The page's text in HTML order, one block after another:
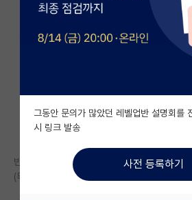
전체글보기
베스트 게시판
자유 게시판(아무개랩)
미국 유학 게시판
미국 대학원 합격 후기 게시판
대학원생 모집 게시판
반도체 분야 연구실에서 어느덧 2학기 차를 맞
(목표는 석사 학위 취득 후, 반도체 공정 분야 취
그동안 문의가 많았던 레벨업반 설명회를
시 링크 발송
사전 등록하기